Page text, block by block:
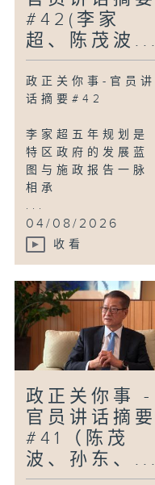
#42(李家
超、陈茂波...
政正关你事-官员讲
话摘要#42
李家超五年规划是
特区政府的发展蓝
图与施政报告一脉
相承
...
04/08/2026
收看
政正关你事 -
官员讲话摘要
#41（陈茂
波、孙东、...